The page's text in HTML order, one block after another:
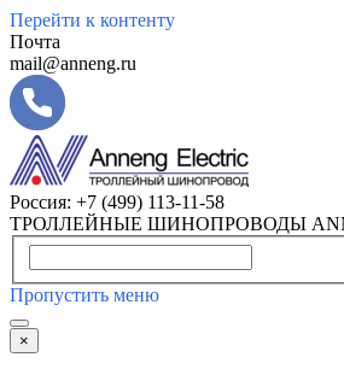
Перейти к контенту
Почта
mail@anneng.ru
Россия: +7 (499) 113-11-58
ТРОЛЛЕЙНЫЕ ШИНОПРОВОДЫ
Пропустить меню
×